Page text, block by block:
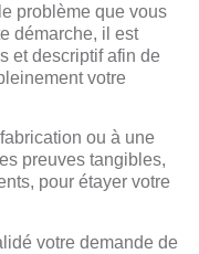
problème que vous
démarche, il est
et descriptif afin de
votre
ou à une
preuves tangibles,
pour étayer votre
votre demande de